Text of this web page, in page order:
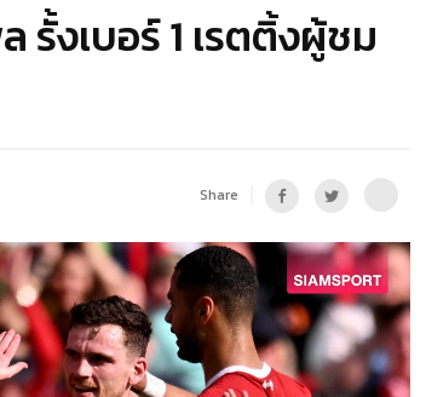
รั้งเบอร์ 1 เรตติ้งผู้ชม
Share